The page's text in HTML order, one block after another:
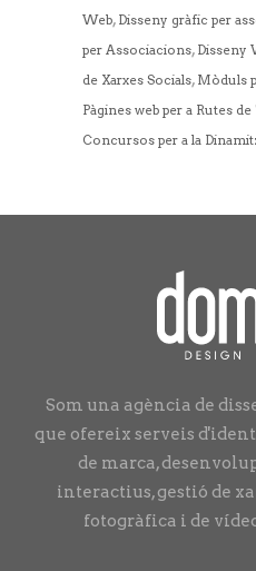
Web, Disseny gràfic per
per Associacions, Disseny
de Xarxes Socials, Mòduls
Pàgines web per a Rutes de
Concursos per a la
Som una agència de
que ofereix serveis
de marca,
interactius, gestió de
fotogràfica i de